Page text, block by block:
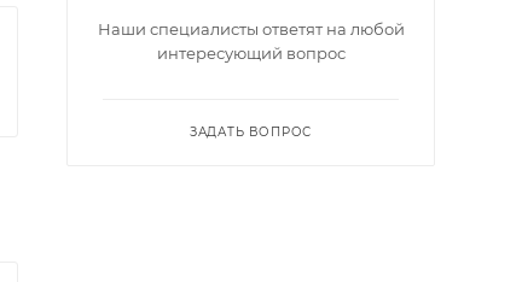
Наши специалисты ответят на любой
интересующий вопрос
ЗАДАТЬ ВОПРОС